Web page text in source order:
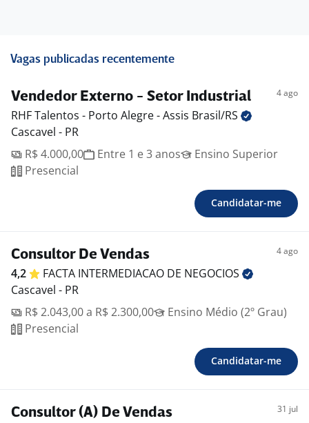
Vagas publicadas recentemente
Vendedor Externo - Setor Industrial 4 ago
RHF Talentos - Porto Alegre - Assis Brasil/RS
Cascavel - PR
R$ 4.000,00
Entre 1 e 3 anos
Ensino Superior
Presencial
Candidatar-me
Consultor De Vendas 4 ago
4,2 FACTA INTERMEDIACAO DE NEGOCIOS
Cascavel - PR
R$ 2.043,00 a R$ 2.300,00
Ensino Médio (2º Grau)
Presencial
Candidatar-me
Consultor (A) De Vendas 31 jul